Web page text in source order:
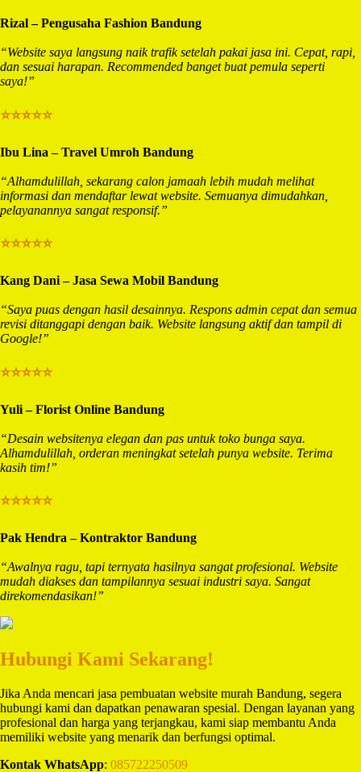
Rizal – Pengusaha Fashion Bandung
“Website saya langsung naik trafik setelah pakai jasa ini. Cepat, rapi,
dan sesuai harapan. Recommended banget buat pemula seperti
saya!”
⭐⭐⭐⭐⭐
Ibu Lina – Travel Umroh Bandung
“Alhamdulillah, sekarang calon jamaah lebih mudah melihat
informasi dan mendaftar lewat website. Semuanya dimudahkan,
pelayanannya sangat responsif.”
⭐⭐⭐⭐⭐
Kang Dani – Jasa Sewa Mobil Bandung
“Saya puas dengan hasil desainnya. Respons admin cepat dan semua
revisi ditanggapi dengan baik. Website langsung aktif dan tampil di
Google!”
⭐⭐⭐⭐⭐
Yuli – Florist Online Bandung
“Desain websitenya elegan dan pas untuk toko bunga saya.
Alhamdulillah, orderan meningkat setelah punya website. Terima
kasih tim!”
⭐⭐⭐⭐⭐
Pak Hendra – Kontraktor Bandung
“Awalnya ragu, tapi ternyata hasilnya sangat profesional. Website
mudah diakses dan tampilannya sesuai industri saya. Sangat
direkomendasikan!”
Hubungi Kami Sekarang!
Jika Anda mencari jasa pembuatan website murah Bandung, segera
hubungi kami dan dapatkan penawaran spesial. Dengan layanan yang
profesional dan harga yang terjangkau, kami siap membantu Anda
memiliki website yang menarik dan berfungsi optimal.
Kontak WhatsApp: 085722250509